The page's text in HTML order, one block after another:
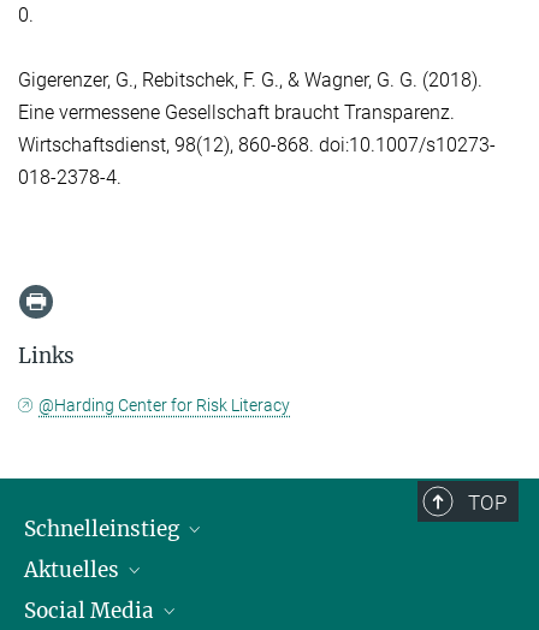
0.
Gigerenzer, G., Rebitschek, F. G., & Wagner, G. G. (2018).
Eine vermessene Gesellschaft braucht Transparenz.
Wirtschaftsdienst, 98(12), 860-868. doi:10.1007/s10273-
018-2378-4.
Links
@Harding Center for Risk Literacy
TOP
Schnelleinstieg
Personen
Pressebereich
Aktuelles
Stellenangebote
Social Media